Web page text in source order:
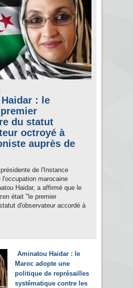
: le
du statut
octroyé à
auprès de
présidente de l'Instance
l'occupation marocaine
Haidar, a affirmé que le
était "le premier
d'observateur accordé à
Aminatou Haidar : le
Maroc adopte une
politique de représailles
systématique contre les